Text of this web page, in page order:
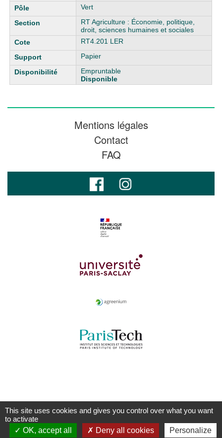
Vert
RT Agriculture : Économie, politique,
droit, sciences humaines et sociales
RT4.201 LER
Papier
Empruntable
Disponible
Mentions légales
Contact
FAQ
This site uses cookies and gives you control over what you want
to activate
OK, accept all
Deny all cookies Personalize